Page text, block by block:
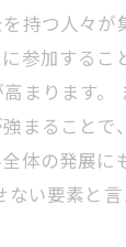
持つ人々が
参加するこ
まります。
まることで
体の発展に
い要素と言